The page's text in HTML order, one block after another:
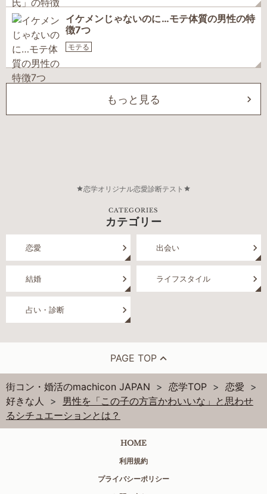
イケメンじゃないのに…モテ体質の男性の特
徴7つ
モテる
もっと見る
恋学オリジナル恋愛診断テスト
CATEGORIES
カテゴリー
恋愛 出会い
結婚 ライフスタイル
占い・診断
PAGE TOP
街コン・婚活のmachicon JAPAN 恋学TOP
恋愛
好きな人
男性を「この子の方言かわいいな」と思わせ
るシチュエーションとは？
HOME
利用規約
プライバシーポリシー